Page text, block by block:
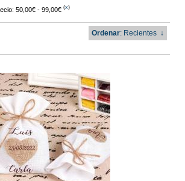
50,00€ - 99,00€ (x)
Ordenar: Recientes↓